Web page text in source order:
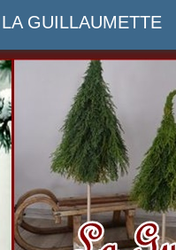
LA GUILLAUMETTE